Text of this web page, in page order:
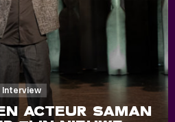
Interview
ACTEUR SAMAN